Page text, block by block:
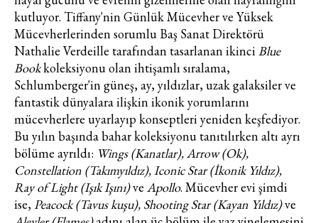
kutluyor. Tiffany'nin Günlük Mücevher ve Yüksek
Mücevherlerinden sorumlu Baş Sanat Direktörü
Nathalie Verdeille tarafından tasarlanan ikinciBlue
Bookkoleksiyonu olan ihtişamlı sıralama,
Schlumberger'in güneş, ay, yıldızlar, uzak galaksiler ve
fantastik dünyalara ilişkin ikonik yorumlarını
mücevherlere uyarlayıp konseptleri yeniden keşfediyor.
Bu yılın başında bahar koleksiyonu tanıtılırken altı ayrı
bölüme ayrıldı: Wings (Kanatlar), Arrow (Ok),
Constellation (Takımyıldız), Iconic Star (İkonik Yıldız),
Ray of Light (Işık Işını)ve Apollo. Mücevher evi şimdi
ise,Peacock (Tavus kuşu), Shooting Star (Kayan Yıldız)ve